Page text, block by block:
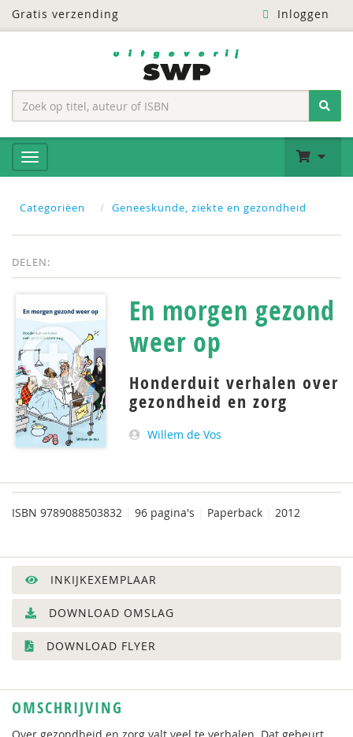
Gratis verzending Inloggen
Categoriëen Geneeskunde, ziekte en gezondheid
DELEN:
En morgen gezond
weer op
Honderduit verhalen over
gezondheid en zorg
Willem de Vos
ISBN 9789088503832 96 pagina's Paperback 2012
INKIJKEXEMPLAAR
DOWNLOAD OMSLAG
DOWNLOAD FLYER
OMSCHRIJVING